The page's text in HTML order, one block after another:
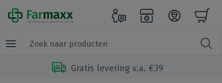
Gratis levering v.a. €39